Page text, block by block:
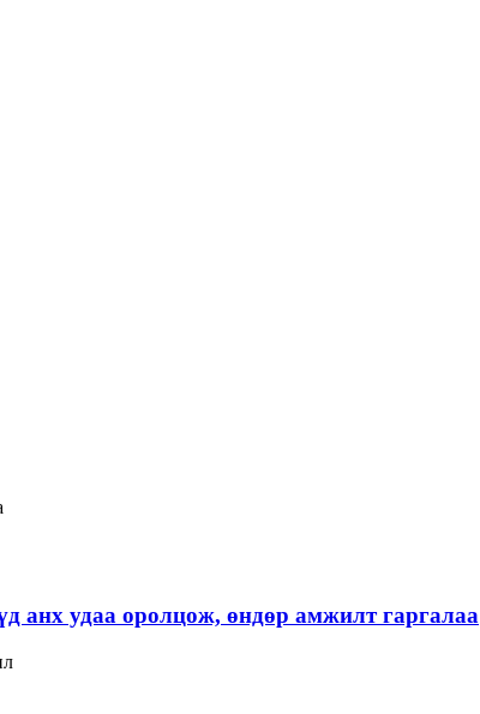
анх удаа оролцож, өндөр амжилт гаргалаа